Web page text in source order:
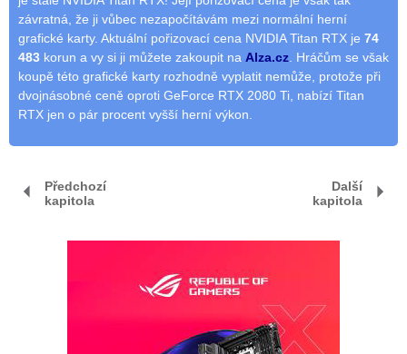
závratná, že ji vůbec nezapočítávám mezi normální herní
grafické karty. Aktuální pořizovací cena NVIDIA Titan RTX je 74
483 korun a vy si ji můžete zakoupit na Alza.cz . Hráčům se však
koupě této grafické karty rozhodně vyplatit nemůže, protože při
dvojnásobné ceně oproti GeForce RTX 2080 Ti, nabízí Titan
RTX jen o pár procent vyšší herní výkon.
Předchozí
kapitola
Další
kapitola